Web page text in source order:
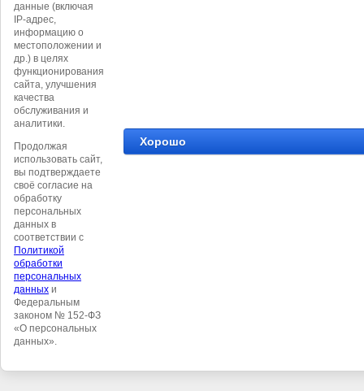
©ООО Логист
данные (включая
IP-адрес,
информацию о
местоположении и
др.) в целях
функционирования
сайта, улучшения
качества
обслуживания и
аналитики.
Продолжая
использовать сайт,
вы подтверждаете
своё согласие на
обработку
персональных
данных в
соответствии с
Политикой
обработки
персональных
данных и
Федеральным
законом № 152-ФЗ
«О персональных
данных».
Хорошо